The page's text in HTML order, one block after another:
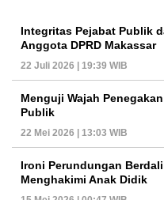
Integritas Pejabat Publik
Anggota DPRD Makassar
22 Juli 2026 | 19:39 WIB
Menguji Wajah
Publik
22 Mei 2026 | 13:03 WIB
Ironi Perundungan
Menghakimi Anak Didik